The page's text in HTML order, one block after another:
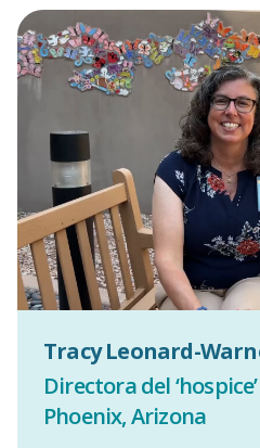
Tracy Leonard-
Directora del
Phoenix, Arizona